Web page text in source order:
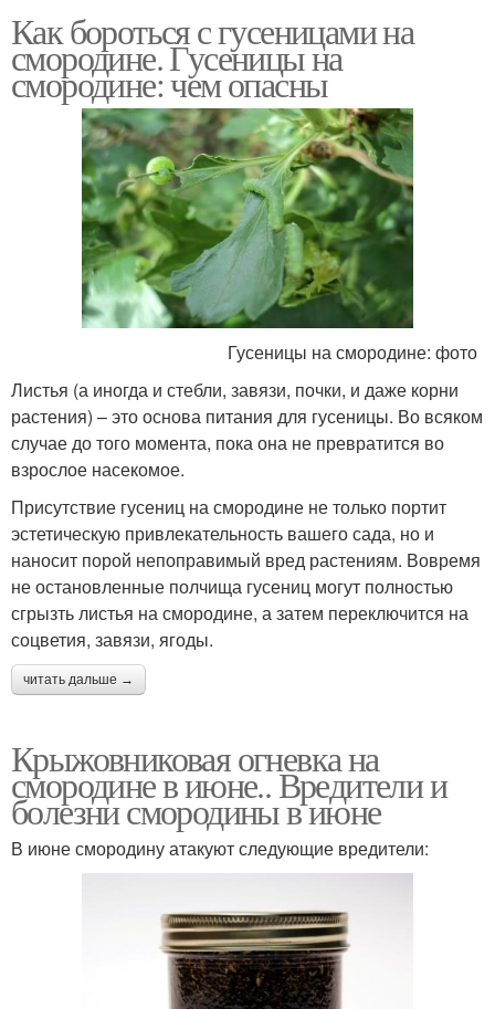
Как бороться с гусеницами на
смородине. Гусеницы на
смородине: чем опасны
Гусеницы на смородине: фото
Листья (а иногда и стебли, завязи, почки, и даже корни
растения) – это основа питания для гусеницы. Во всяком
случае до того момента, пока она не превратится во
взрослое насекомое.
Присутствие гусениц на смородине не только портит
эстетическую привлекательность вашего сада, но и
наносит порой непоправимый вред растениям. Вовремя
не остановленные полчища гусениц могут полностью
сгрызть листья на смородине, а затем переключится на
соцветия, завязи, ягоды.
читать дальше →
Крыжовниковая огневка на
смородине в июне.. Вредители и
болезни смородины в июне
В июне смородину атакуют следующие вредители: